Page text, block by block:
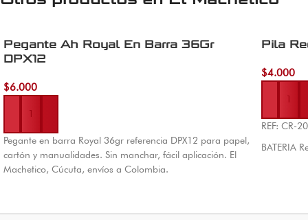
Pegante Ah Royal En Barra 36Gr
DPX12
$6.000
Añadir al carrito
Pegante en barra Royal 36gr referencia DPX12 para papel,
cartón y manualidades. Sin manchar, fácil aplicación. El
Machetico, Cúcuta, envíos a Colombia.
Pila
$4.000
Añadir al
REF: CR-
BATERIA